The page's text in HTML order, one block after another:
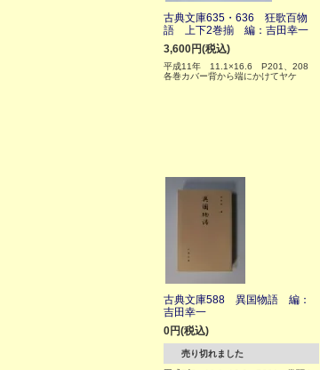
古典文庫635・636 狂歌百物
語 上下2巻揃 編：吉田幸一
3,600円(税込)
平成11年 11.1×16.6 P201、208
各巻カバー背から端にかけてヤケ
古典文庫588 異国物語 編：
吉田幸一
0円(税込)
売り切れました